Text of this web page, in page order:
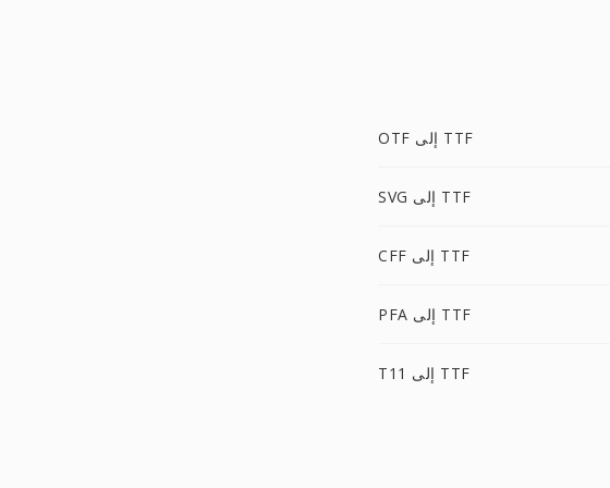
OTF إلى TTF
SVG إلى TTF
CFF إلى TTF
PFA إلى TTF
T11 إلى TTF